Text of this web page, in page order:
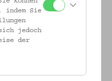
Kasperl und die Klimafee
indem Sie
jedoch
der